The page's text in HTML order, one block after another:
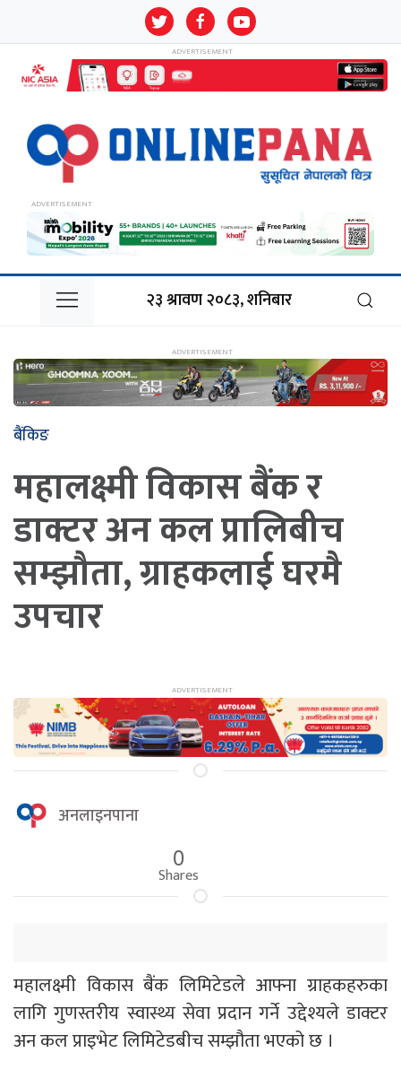
२३ श्रावण २०८३, शनिबार
बैंकिङ
महालक्ष्मी विकास बैंक र
डाक्टर अन कल प्रालिबीच
सम्झौता, ग्राहकलाई घरमै
उपचार
अनलाइनपाना
0
Shares
महालक्ष्मी विकास बैंक लिमिटेडले आफ्ना ग्राहकहरुका
लागि गुणस्तरीय स्वास्थ्य सेवा प्रदान गर्ने उद्देश्यले डाक्टर
अन कल प्राइभेट लिमिटेडबीच सम्झौता भएको छ ।